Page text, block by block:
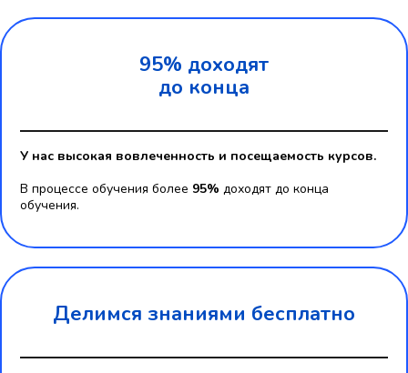
95% доходят
до конца
У нас высокая вовлеченность и посещаемость курсов.
В процессе обучения более 95% доходят до конца
обучения.
Делимся знаниями бесплатно